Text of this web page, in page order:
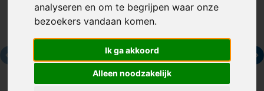
analyseren en om te begrijpen waar onze
bezoekers vandaan komen.
Ik ga akkoord
Alleen noodzakelijk